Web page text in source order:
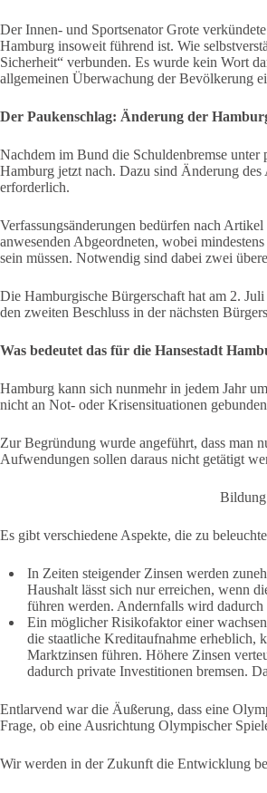
Der Innen- und Sportsenator Grote
Hamburg insoweit führend ist. Wie
Sicherheit“ verbunden. Es wurde kein Wort
allgemeinen Überwachung der Bevölkerung
Der Paukenschlag: Änderung der
Nachdem im Bund die Schuldenbremse
Hamburg jetzt nach. Dazu sind Änderung
erforderlich.
Verfassungsänderungen bedürfen nach
anwesenden Abgeordneten, wobei
sein müssen. Notwendig sind dabei zwei
Die Hamburgische Bürgerschaft hat am 2.
den zweiten Beschluss in der nächsten
Was bedeutet das für die Hansestadt
Hamburg kann sich nunmehr in jedem Jahr
nicht an Not- oder Krisensituationen
Zur Begründung wurde angeführt, dass man
Aufwendungen sollen daraus nicht getätigt
Es gibt verschiedene Aspekte, die zu
In Zeiten steigender Zinsen werden
Haushalt lässt sich nur erreichen, wenn
führen werden. Andernfalls wird
Ein möglicher Risikofaktor einer
die staatliche Kreditaufnahme erheblich,
Marktzinsen führen. Höhere Zinsen
dadurch private Investitionen bremsen.
Entlarvend war die Äußerung, dass eine
Frage, ob eine Ausrichtung Olympischer
Wir werden in der Zukunft die Entwicklung